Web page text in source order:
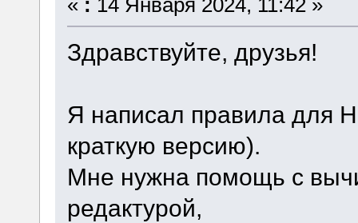
« : 14 Января 2024, 11:42 »
Здравствуйте, друзья!
Я написал правила для
краткую версию).
Мне нужна помощь с
редактурой,